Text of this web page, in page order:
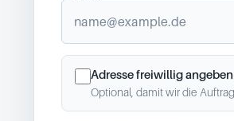
Adresse freiwillig angeben
Optional, damit wir die